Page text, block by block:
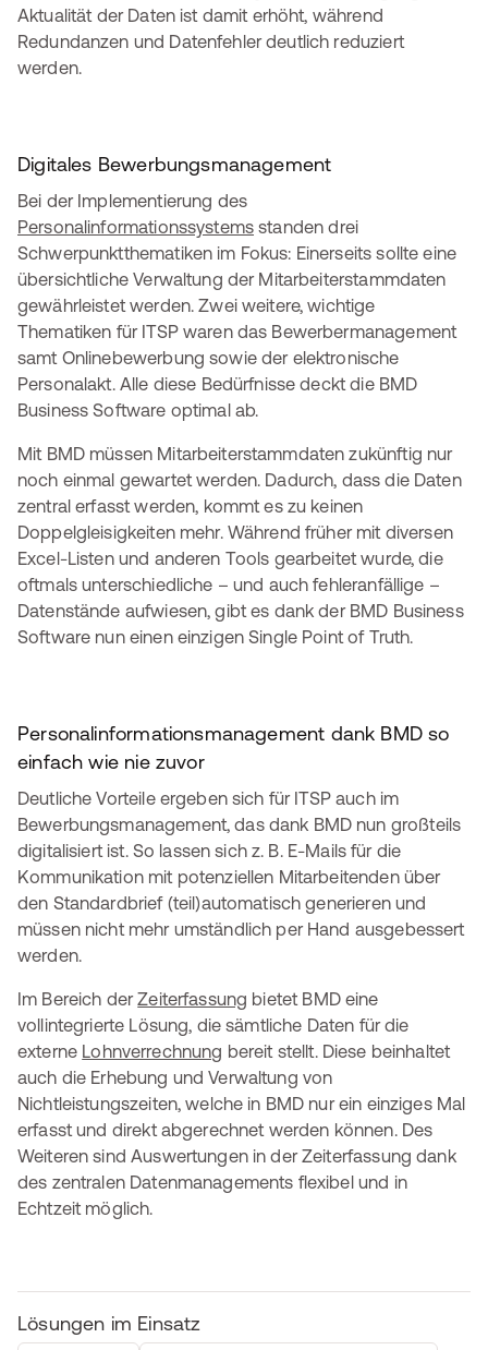
Aktualität der Daten ist damit erhöht, während
Redundanzen und Datenfehler deutlich reduziert
werden.
Digitales Bewerbungsmanagement
Bei der Implementierung des
Personalinformationssystems standen drei
Schwerpunktthematiken im Fokus: Einerseits sollte eine
übersichtliche Verwaltung der Mitarbeiterstammdaten
gewährleistet werden. Zwei weitere, wichtige
Thematiken für ITSP waren das Bewerbermanagement
samt Onlinebewerbung sowie der elektronische
Personalakt. Alle diese Bedürfnisse deckt die BMD
Business Software optimal ab.
Mit BMD müssen Mitarbeiterstammdaten zukünftig nur
noch einmal gewartet werden. Dadurch, dass die Daten
zentral erfasst werden, kommt es zu keinen
Doppelgleisigkeiten mehr. Während früher mit diversen
Excel-Listen und anderen Tools gearbeitet wurde, die
oftmals unterschiedliche – und auch fehleranfällige –
Datenstände aufwiesen, gibt es dank der BMD Business
Software nun einen einzigen Single Point of Truth.
Personalinformationsmanagement dank BMD so
einfach wie nie zuvor
Deutliche Vorteile ergeben sich für ITSP auch im
Bewerbungsmanagement, das dank BMD nun großteils
digitalisiert ist. So lassen sich z. B. E-Mails für die
Kommunikation mit potenziellen Mitarbeitenden über
den Standardbrief (teil)automatisch generieren und
müssen nicht mehr umständlich per Hand ausgebessert
werden.
Im Bereich derZeiterfassung bietet BMD eine
vollintegrierte Lösung, die sämtliche Daten für die
externe Lohnverrechnung bereit stellt. Diese beinhaltet
auch die Erhebung und Verwaltung von
Nichtleistungszeiten, welche in BMD nur ein einziges Mal
erfasst und direkt abgerechnet werden können. Des
Weiteren sind Auswertungen in der Zeiterfassung dank
des zentralen Datenmanagements flexibel und in
Echtzeit möglich.
Lösungen im Einsatz